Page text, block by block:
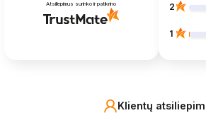
Atsiliepimus surinko ir patikrino 2
1
Klientų